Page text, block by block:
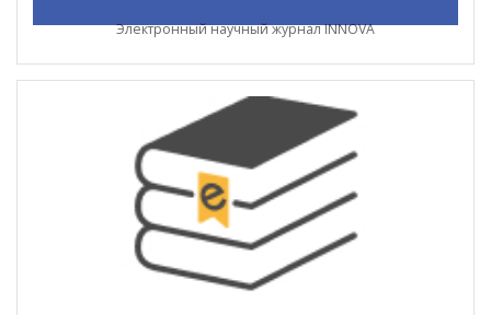
Электронный научный журнал INNOVA